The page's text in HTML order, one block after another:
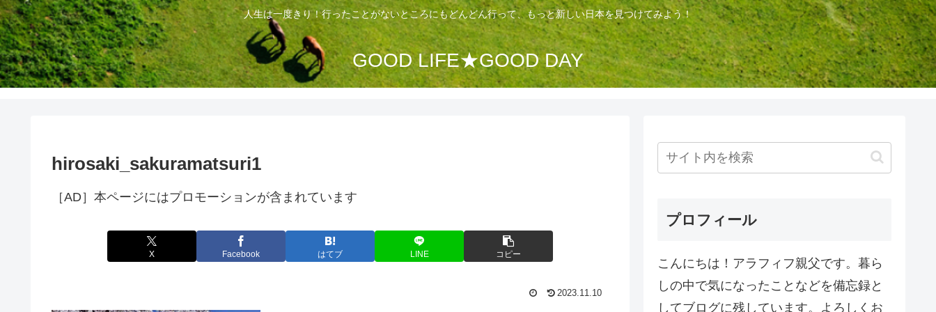
人生は一度きり！行ったことがないところにもどんどん行って、もっと新しい日本を見つけてみよう！
GOOD LIFE★GOOD DAY
hirosaki_sakuramatsuri1
［AD］本ページにはプロモーションが含まれています
X Facebook はてブ LINE コピー
2023.11.10
プロフィール
こんにちは！アラフィフ親父です。暮ら
しの中で気になったことなどを備忘録と
してブログに残しています。よろしくお